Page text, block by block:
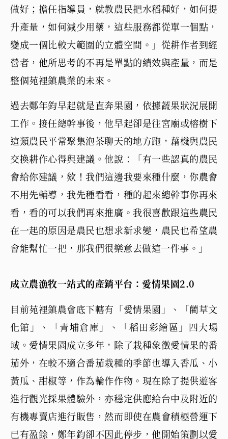
做好；擔任指導員，就教農民把水稻種好，如何提
升產量，如何減少用藥，這些服務都從單一個點，
變成一個比較大範圍的立體空間。」從耕作者到經
營者，他所思考的不再是單點的績效與產量，而是
整個苑裡鎮農業的未來。
過去鄭年鈞早起就是直奔果園，依據蔬果狀況展開
工作。接任總幹事後，他早起卻是往宮廟或榕樹下
這類農民平常聚集泡茶聊天的地方跑，藉機與農民
交換耕作心得與建議。他說：「有一些認真的農民
會給你建議，欸！我們這邊我要來種什麼，你農會
不用先輔導，我先種看看，種的起來總幹事你再來
看，看的可以我們再來推廣。我很喜歡跟這些農民
在一起的原因是農民也想求新求變，農民也希望農
會能幫忙一把，那我們很樂意去做這一件事。」
成立農漁牧一站式的產銷平台：愛情果園2.0
目前苑裡鎮農會底下轄有「愛情果園」、「藺草文
化館」、「青埔倉庫」、「稻田彩繪區」四大場
域。愛情果園成立多年，除了栽種象徵愛情果的番
茄外，在較不適合番茄栽種的季節也導入香瓜、小
黃瓜、甜椒等，作為輪作作物。現在除了提供遊客
進行觀光採果體驗外，亦穩定供應給台中及附近的
有機專賣店進行販售，然而即使在農會積極營運下
已有盈餘，鄭年鈞卻不因此停步，他開始策劃以愛